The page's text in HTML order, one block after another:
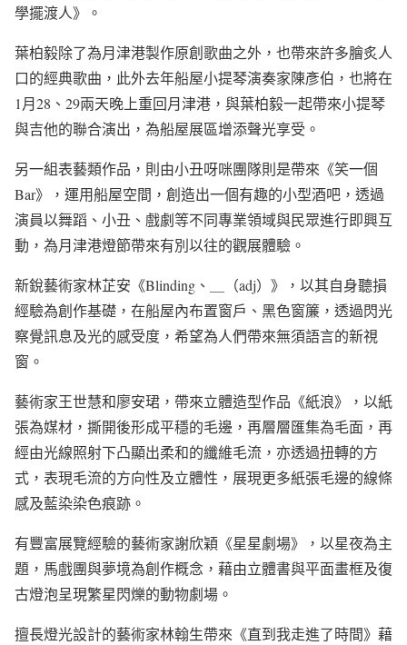
學擺渡人》。
葉柏毅除了為月津港製作原創歌曲之外，也帶來許多膾炙人
口的經典歌曲，此外去年船屋小提琴演奏家陳彥伯，也將在
1月28、29兩天晚上重回月津港，與葉柏毅一起帶來小提琴
與吉他的聯合演出，為船屋展區增添聲光享受。
另一組表藝類作品，則由小丑呀咪團隊則是帶來《笑一個
Bar》，運用船屋空間，創造出一個有趣的小型酒吧，透過
演員以舞蹈、小丑、戲劇等不同專業領域與民眾進行即興互
動，為月津港燈節帶來有別以往的觀展體驗。
新銳藝術家林芷安《Blinding、＿（adj）》，以其自身聽損
經驗為創作基礎，在船屋內布置窗戶、黑色窗簾，透過閃光
察覺訊息及光的感受度，希望為人們帶來無須語言的新視
窗。
藝術家王世慧和廖安珺，帶來立體造型作品《紙浪》，以紙
張為媒材，撕開後形成平穩的毛邊，再層層匯集為毛面，再
經由光線照射下凸顯出柔和的纖維毛流，亦透過扭轉的方
式，表現毛流的方向性及立體性，展現更多紙張毛邊的線條
感及藍染染色痕跡。
有豐富展覽經驗的藝術家謝欣穎《星星劇場》，以星夜為主
題，馬戲團與夢境為創作概念，藉由立體書與平面畫框及復
古燈泡呈現繁星閃爍的動物劇場。
擅長燈光設計的藝術家林翰生帶來《直到我走進了時間》藉